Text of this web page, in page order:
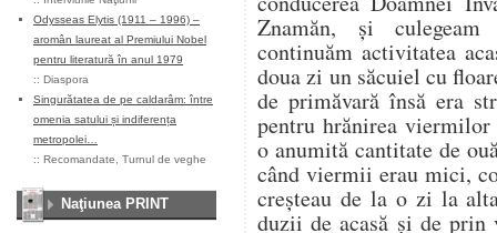
Odysseas Elytis (1911 – 1996) –
aromân laureat al Premiului Nobel
pentru literatură în anul 1979
:: Diaspora
Singurătatea de pe caldarâm: între
omenia satului și indiferența
metropolei…
:: Recomandate Turnul de veghe
Naţiunea PRINT
Znamăn, și
continuăm activitatea
doua zi un săcuiel cu
de primăvară însă era
pentru hrănirea viermilor
o anumită cantitate de
când viermii erau mici,
creșteau de la o zi la
duzii de acasă și de prin